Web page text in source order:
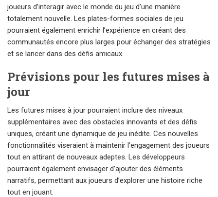
joueurs d’interagir avec le monde du jeu d’une manière
totalement nouvelle. Les plates-formes sociales de jeu
pourraient également enrichir l’expérience en créant des
communautés encore plus larges pour échanger des stratégies
et se lancer dans des défis amicaux.
Prévisions pour les futures mises à
jour
Les futures mises à jour pourraient inclure des niveaux
supplémentaires avec des obstacles innovants et des défis
uniques, créant une dynamique de jeu inédite. Ces nouvelles
fonctionnalités viseraient à maintenir l’engagement des joueurs
tout en attirant de nouveaux adeptes. Les développeurs
pourraient également envisager d’ajouter des éléments
narratifs, permettant aux joueurs d’explorer une histoire riche
tout en jouant.